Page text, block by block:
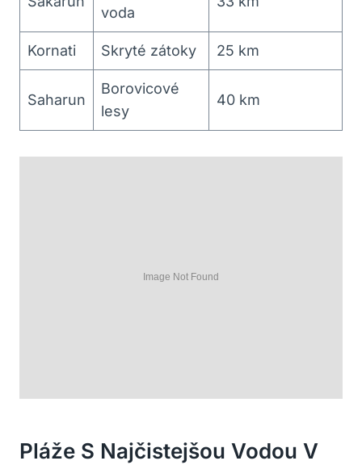
voda
Kornati Skryté zátoky 25 km
Saharun
Borovicové
lesy
40 km
Pláže S Najčistejšou Vodou V